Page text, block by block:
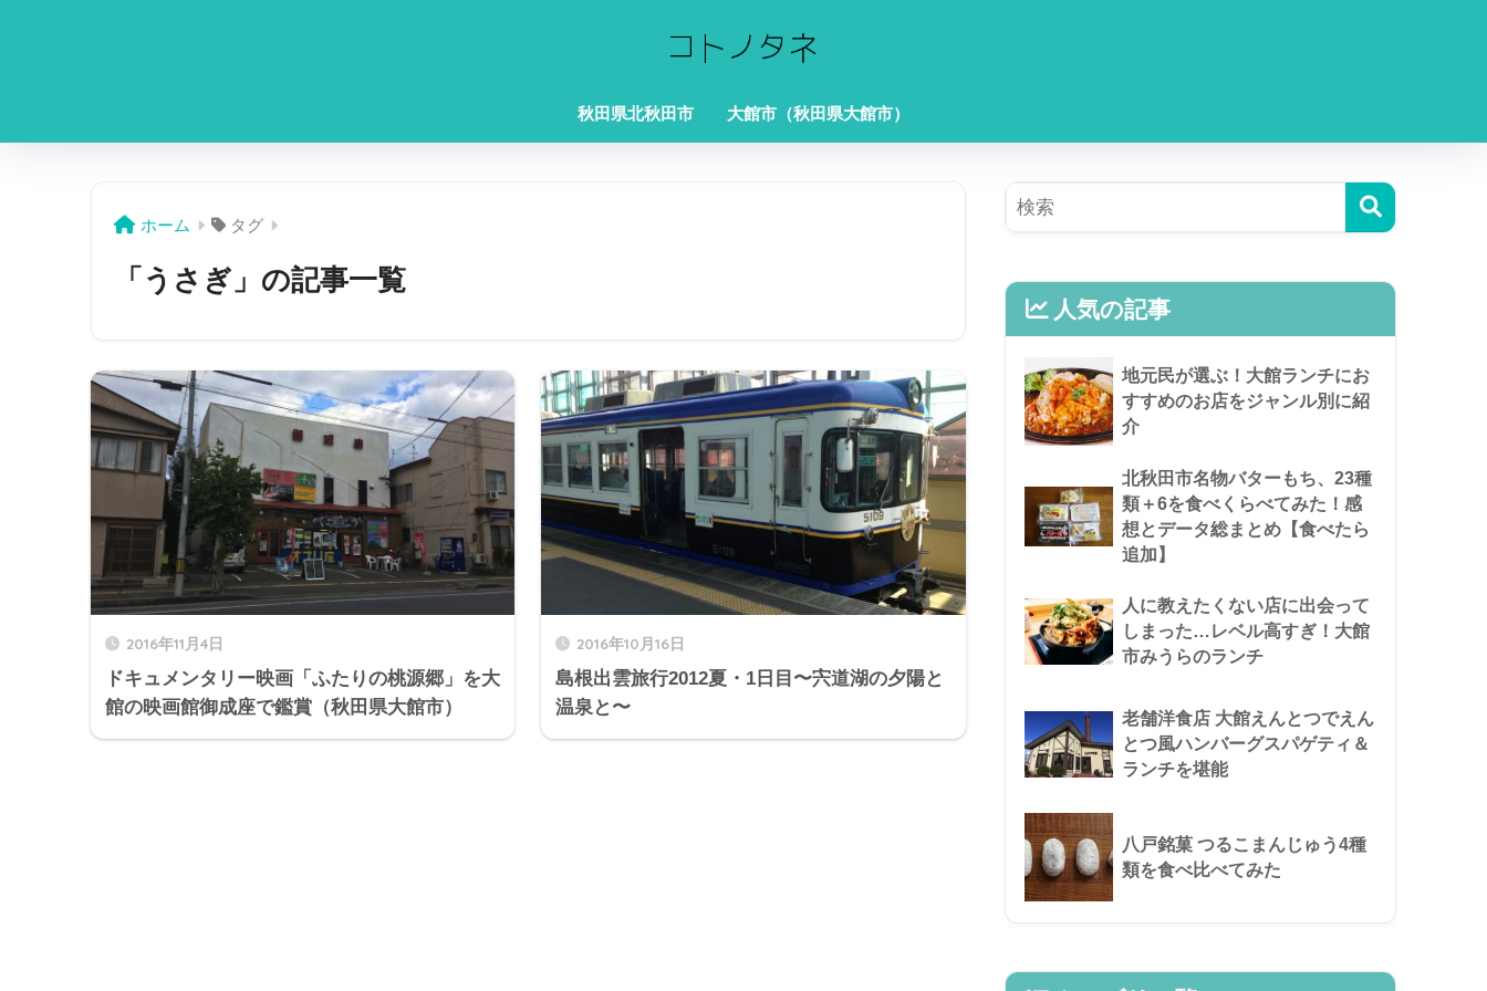
秋田県北秋田市 大館市（秋田県大館市）
ホーム タグ
「うさぎ」の記事一覧
2016年11月4日
ドキュメンタリー映画「ふたりの桃源郷」を大
館の映画館御成座で鑑賞（秋田県大館市）
2016年10月16日
島根出雲旅行2012夏・1日目〜宍道湖の夕陽と
温泉と〜
人気の記事
地元民が選ぶ！大館ランチにお
すすめのお店をジャンル別に紹
介
北秋田市名物バターもち、23種
類＋6を食べくらべてみた！感
想とデータ総まとめ【食べたら
追加】
人に教えたくない店に出会って
しまった…レベル高すぎ！大館
市みうらのランチ
老舗洋食店 大館えんとつでえん
とつ風ハンバーグスパゲティ＆
ランチを堪能
八戸銘菓 つるこまんじゅう4種
類を食べ比べてみた